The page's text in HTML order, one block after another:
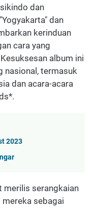
dan
dan
kerinduan
cara yang
album ini
nasional, termasuk
dan acara-acara
2023
merilis serangkaian
sebagai